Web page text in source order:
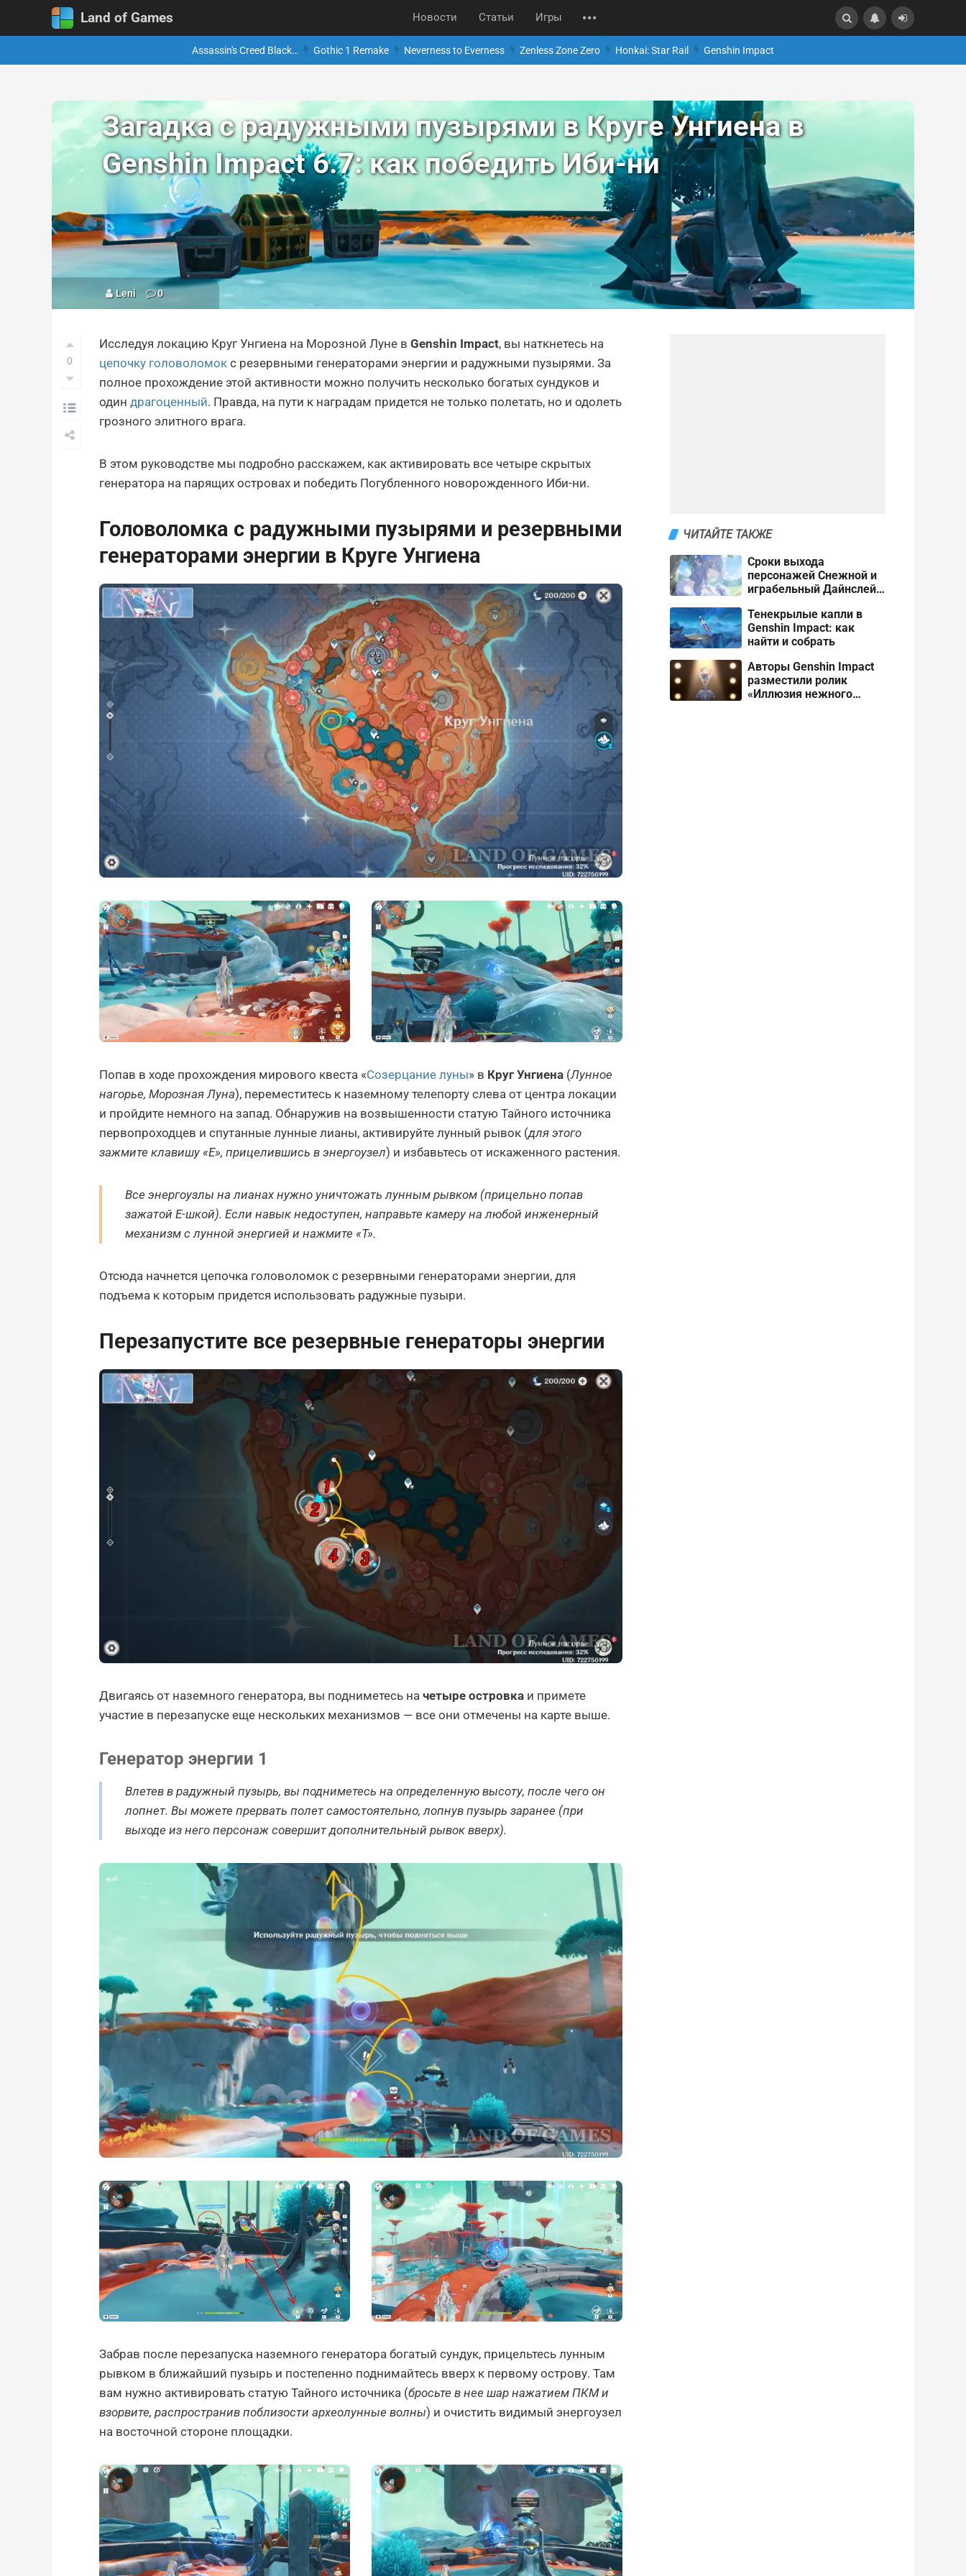
Land of Games Новости Статьи Игры
Assassin's Creed Black… Gothic 1 Remake Neverness to Everness Zenless Zone Zero Honkai: Star Rail Genshin Impact
Загадка с радужными пузырями в Круге Унгиена в
Genshin Impact 6.7: как победить Иби-ни
Leni 0
0
Исследуя локацию Круг Унгиена на Морозной Луне в Genshin Impact, вы наткнетесь на
цепочку головоломок с резервными генераторами энергии и радужными пузырями. За
полное прохождение этой активности можно получить несколько богатых сундуков и
один драгоценный. Правда, на пути к наградам придется не только полетать, но и одолеть
грозного элитного врага.
В этом руководстве мы подробно расскажем, как активировать все четыре скрытых
генератора на парящих островах и победить Погубленного новорожденного Иби-ни.
Головоломка с радужными пузырями и резервными
генераторами энергии в Круге Унгиена
Попав в ходе прохождения мирового квеста «Созерцание луны» в Круг Унгиена (Лунное
нагорье, Морозная Луна), переместитесь к наземному телепорту слева от центра локации
и пройдите немного на запад. Обнаружив на возвышенности статую Тайного источника
первопроходцев и спутанные лунные лианы, активируйте лунный рывок (для этого
зажмите клавишу «E», прицелившись в энергоузел) и избавьтесь от искаженного растения.
Все энергоузлы на лианах нужно уничтожать лунным рывком (прицельно попав
зажатой Е-шкой). Если навык недоступен, направьте камеру на любой инженерный
механизм с лунной энергией и нажмите «T».
Отсюда начнется цепочка головоломок с резервными генераторами энергии, для
подъема к которым придется использовать радужные пузыри.
Перезапустите все резервные генераторы энергии
Двигаясь от наземного генератора, вы подниметесь на четыре островка и примете
участие в перезапуске еще нескольких механизмов — все они отмечены на карте выше.
Генератор энергии 1
Влетев в радужный пузырь, вы подниметесь на определенную высоту, после чего он
лопнет. Вы можете прервать полет самостоятельно, лопнув пузырь заранее (при
выходе из него персонаж совершит дополнительный рывок вверх).
Забрав после перезапуска наземного генератора богатый сундук, прицельтесь лунным
рывком в ближайший пузырь и постепенно поднимайтесь вверх к первому острову. Там
вам нужно активировать статую Тайного источника (бросьте в нее шар нажатием ПКМ и
взорвите, распространив поблизости археолунные волны) и очистить видимый энергоузел
на восточной стороне площадки.
ЧИТАЙТЕ ТАКЖЕ
Сроки выхода
персонажей Снежной и
играбельный Дайнслейф
Тенекрылые капли в
Genshin Impact: как
найти и собрать
Авторы Genshin Impact
разместили ролик
«Иллюзия нежного